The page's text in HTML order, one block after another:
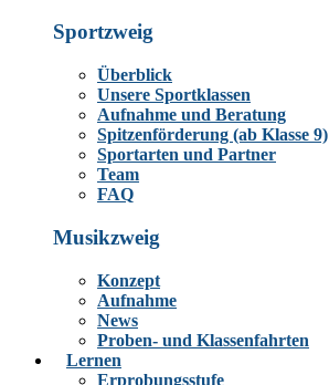
Sportzweig
Überblick
Unsere Sportklassen
Aufnahme und Beratung
Spitzenförderung (ab Klasse 9)
Sportarten und Partner
Team
FAQ
Musikzweig
Konzept
Aufnahme
News
Proben- und Klassenfahrten
Lernen
Erprobungsstufe